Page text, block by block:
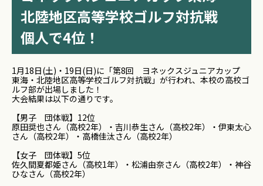
北陸地区高等学校ゴルフ対抗戦
個人で4位！
1月18日(土)・19日(日)に「第8回 ヨネックスジュニアカップ
東海・北陸地区高等学校ゴルフ対抗戦」が行われ、本校の高校ゴ
ルフ部が出場しました！
大会結果は以下の通りです。
【男子 団体戦】12位
原田奨也さん（高校2年）・吉川恭生さん（高校2年）・伊東太心
さん（高校2年）・高橋佳汰さん（高校2年）
【女子 団体戦】5位
佐久間夏都姫さん（高校1年）・松浦由奈さん（高校2年）・神谷
ひなさん（高校2年）